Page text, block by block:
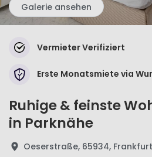
Galerie ansehen
Vermieter Verifiziert
Erste Monatsmiete via
Ruhige & feinste
in Parknähe
Oeserstraße, 65934,